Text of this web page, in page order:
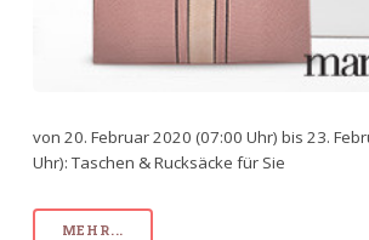
von 20. Februar 2020 (07:00 Uhr) bis 23.
Uhr): Taschen & Rucksäcke für Sie
MEHR...